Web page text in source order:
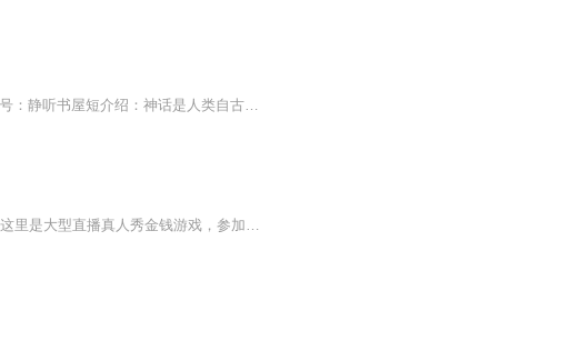
主播：古云后期：Bella作者：严优授权： 北京大学出版社封面：于泳公共微信号：静听书屋短介绍：神话是人类自古至今所创造的表达文化中的一种重要文体。它主要讲述的是有关宇宙的起源、人类的诞生以及文化的最初发端的古老故事。欢迎收听《诸神纪》序言（上）
如果给你几百亿，让你在一个装满摄像头的空房间里，生活100天，你愿意吗？这里是大型直播真人秀金钱游戏，参加者一共8名，100天后，所有剩余的玩家将会平分448亿奖金。在这里，你可以通过私人房间内的对讲机，购买大部分物品，购物金额将从奖池余额扣除，...